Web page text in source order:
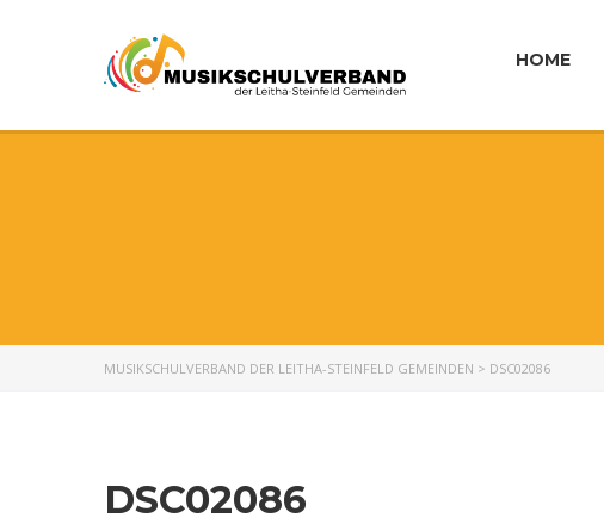
HOME
MUSIKSCHULVERBAND DER LEITHA-STEINFELD GEMEINDEN > DSC02086
DSC02086